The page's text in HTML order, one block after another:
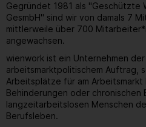
Gegründet 1981 als "Geschützte
GesmbH" sind wir von damals 7
mittlerweile über 700
angewachsen.
wienwork ist ein Unternehmen
arbeitsmarktpolitischem Auftrag,
Arbeitsplätze für am
Behinderungen oder chronischen
langzeitarbeitslosen Menschen
Berufsleben.